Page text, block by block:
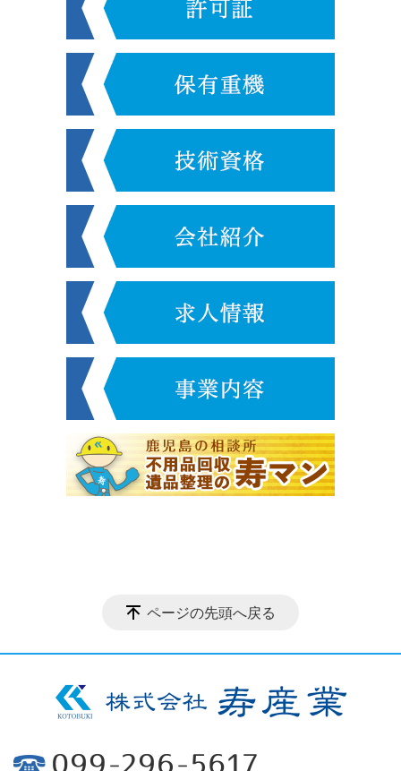
ページの先頭へ戻る